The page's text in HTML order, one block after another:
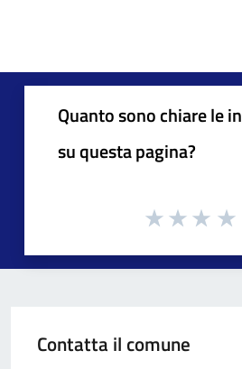
Quanto sono chiare le
su questa pagina?
Contatta il comune